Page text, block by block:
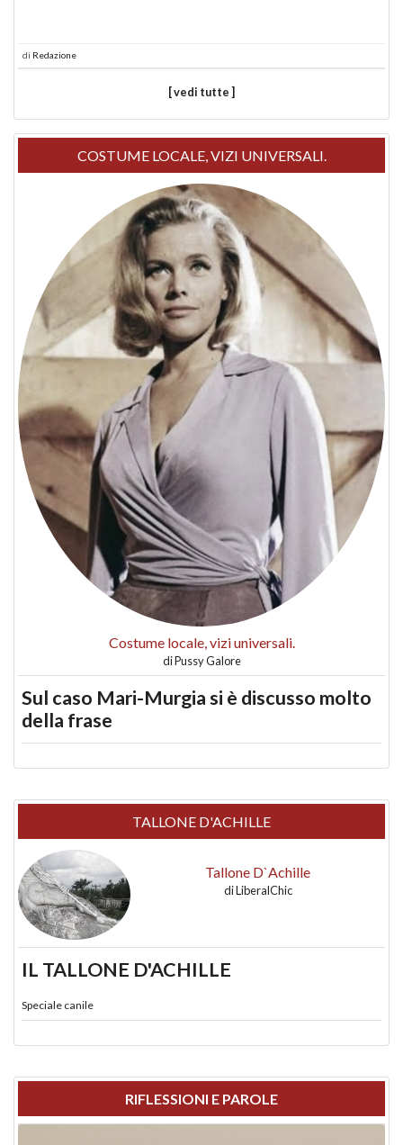
di Redazione
[ vedi tutte ]
COSTUME LOCALE, VIZI UNIVERSALI.
Costume locale, vizi universali.
diPussy Galore
Sul caso Mari-Murgia si è discusso molto
della frase
TALLONE D'ACHILLE
Tallone D`Achille
diLiberalChic
IL TALLONE D'ACHILLE
Speciale canile
RIFLESSIONI E PAROLE